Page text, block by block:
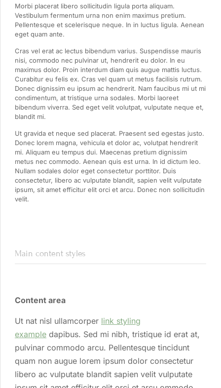
Morbi placerat libero sollicitudin ligula porta aliquam.
Vestibulum fermentum urna non enim maximus pretium.
Pellentesque et scelerisque neque. In in luctus ligula. Aenean
eget quam ante.
Cras vel erat ac lectus bibendum varius. Suspendisse mauris
nisi, commodo nec pulvinar ut, hendrerit eu dolor. In eu
maximus dolor. Proin interdum diam quis augue mattis luctus.
Curabitur eu felis ex. Cras vel quam ut metus facilisis rutrum.
Donec dignissim eu ipsum ac hendrerit. Nam faucibus mi ut mi
condimentum, at tristique urna sodales. Morbi laoreet
bibendum viverra. Sed eget velit volutpat, vulputate neque et,
blandit mi.
Ut gravida et neque sed placerat. Praesent sed egestas justo.
Donec lorem magna, vehicula et dolor ac, volutpat hendrerit
mi. Aliquam eu tempus dui. Maecenas pretium dignissim
metus nec commodo. Aenean quis est urna. In id dictum leo.
Nullam sodales dolor eget consectetur porttitor. Duis
consectetur, libero ac vulputate blandit, sapien velit vulputate
ipsum, sit amet efficitur elit orci et arcu. Donec non sollicitudin
velit.
Main content styles
Content area
Ut nat nisl ullamcorper link styling
example dapibus. Sed mi nibh, tristique id erat at,
pulvinar commodo arcu. Pellentesque tincidunt
quam non augue lorem ipsum dolor consectetur
libero ac vulputate blandit sapien velit vulputate